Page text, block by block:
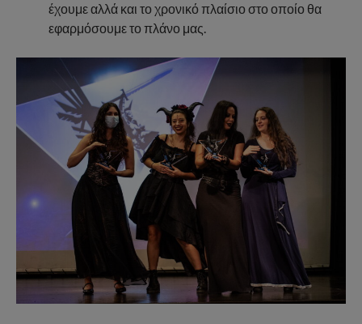
έχουμε αλλά και το χρονικό πλαίσιο στο οποίο θα
εφαρμόσουμε το πλάνο μας.